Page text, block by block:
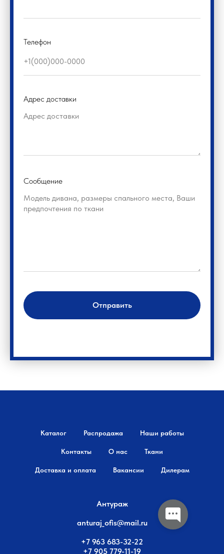
Телефон
Адрес доставки
Сообщение
Отправить
Каталог Распродажа Наши работы
Контакты О нас Ткани
Доставка и оплата Вакансии Дилерам
Антураж
anturaj_ofis@mail.ru
+7 963 683-32-22
+7 905 779-11-19